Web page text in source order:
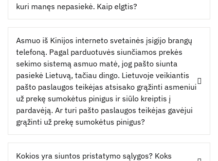
kuri manęs nepasiekė. Kaip elgtis?
Asmuo iš Kinijos interneto svetainės įsigijo brangų
telefoną. Pagal parduotuvės siunčiamos prekės
sekimo sistemą asmuo matė, jog pašto siunta
pasiekė Lietuvą, tačiau dingo. Lietuvoje veikiantis
pašto paslaugos teikėjas atsisako grąžinti asmeniui
už prekę sumokėtus pinigus ir siūlo kreiptis į
pardavėją. Ar turi pašto paslaugos teikėjas gavėjui
grąžinti už prekę sumokėtus pinigus?
Kokios yra siuntos pristatymo sąlygos? Koks